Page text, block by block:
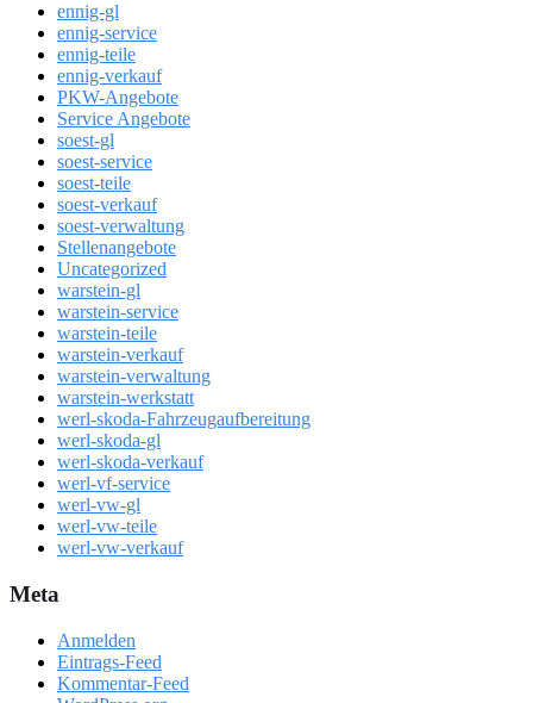
ennig-gl
ennig-service
ennig-teile
ennig-verkauf
PKW-Angebote
Service Angebote
soest-gl
soest-service
soest-teile
soest-verkauf
soest-verwaltung
Stellenangebote
Uncategorized
warstein-gl
warstein-service
warstein-teile
warstein-verkauf
warstein-verwaltung
warstein-werkstatt
werl-skoda-Fahrzeugaufbereitung
werl-skoda-gl
werl-skoda-verkauf
werl-vf-service
werl-vw-gl
werl-vw-teile
werl-vw-verkauf
Meta
Anmelden
Eintrags-Feed
Kommentar-Feed